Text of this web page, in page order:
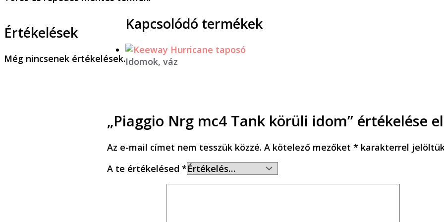
Értékelések
Még nincsenek értékelések.
„Piaggio Nrg mc4 Tank körüli idom” értékelése
Az e-mail címet nem tesszük közzé. A kötelező mezőket * karakterrel
A te értékelésed *
Kapcsolódó termékek
Idomok, váz